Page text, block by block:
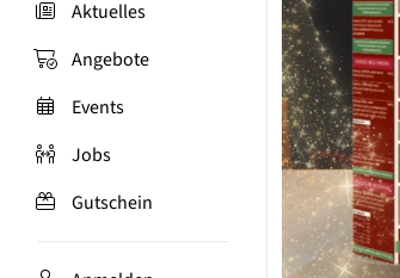
Aktuelles
Angebote
Events
Jobs
Gutschein